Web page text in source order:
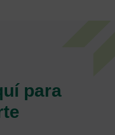
para